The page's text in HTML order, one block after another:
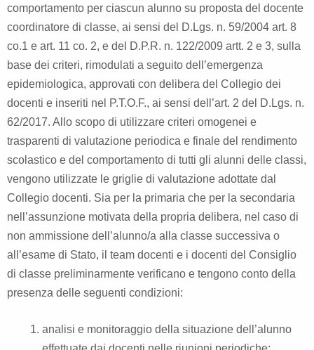
comportamento per ciascun alunno su proposta del docente
coordinatore di classe, ai sensi del D.Lgs. n. 59/2004 art. 8
co.1 e art. 11 co. 2, e del D.P.R. n. 122/2009 artt. 2 e 3, sulla
base dei criteri, rimodulati a seguito dell’emergenza
epidemiologica, approvati con delibera del Collegio dei
docenti e inseriti nel P.T.O.F., ai sensi dell’art. 2 del D.Lgs. n.
62/2017. Allo scopo di utilizzare criteri omogenei e
trasparenti di valutazione periodica e finale del rendimento
scolastico e del comportamento di tutti gli alunni delle classi,
vengono utilizzate le griglie di valutazione adottate dal
Collegio docenti. Sia per la primaria che per la secondaria
nell’assunzione motivata della propria delibera, nel caso di
non ammissione dell’alunno/a alla classe successiva o
all’esame di Stato, il team docenti e i docenti del Consiglio
di classe preliminarmente verificano e tengono conto della
presenza delle seguenti condizioni:
analisi e monitoraggio della situazione dell’alunno